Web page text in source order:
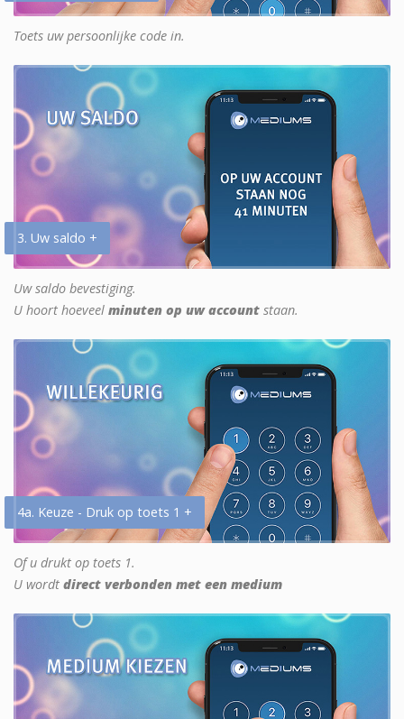
Toets uw persoonlijke code in.
3. Uw saldo +
Uw saldo bevestiging.
U hoort hoeveel minuten op uw account staan.
4a. Keuze - Druk op toets 1 +
Of u drukt op toets 1.
U wordt direct verbonden met een medium